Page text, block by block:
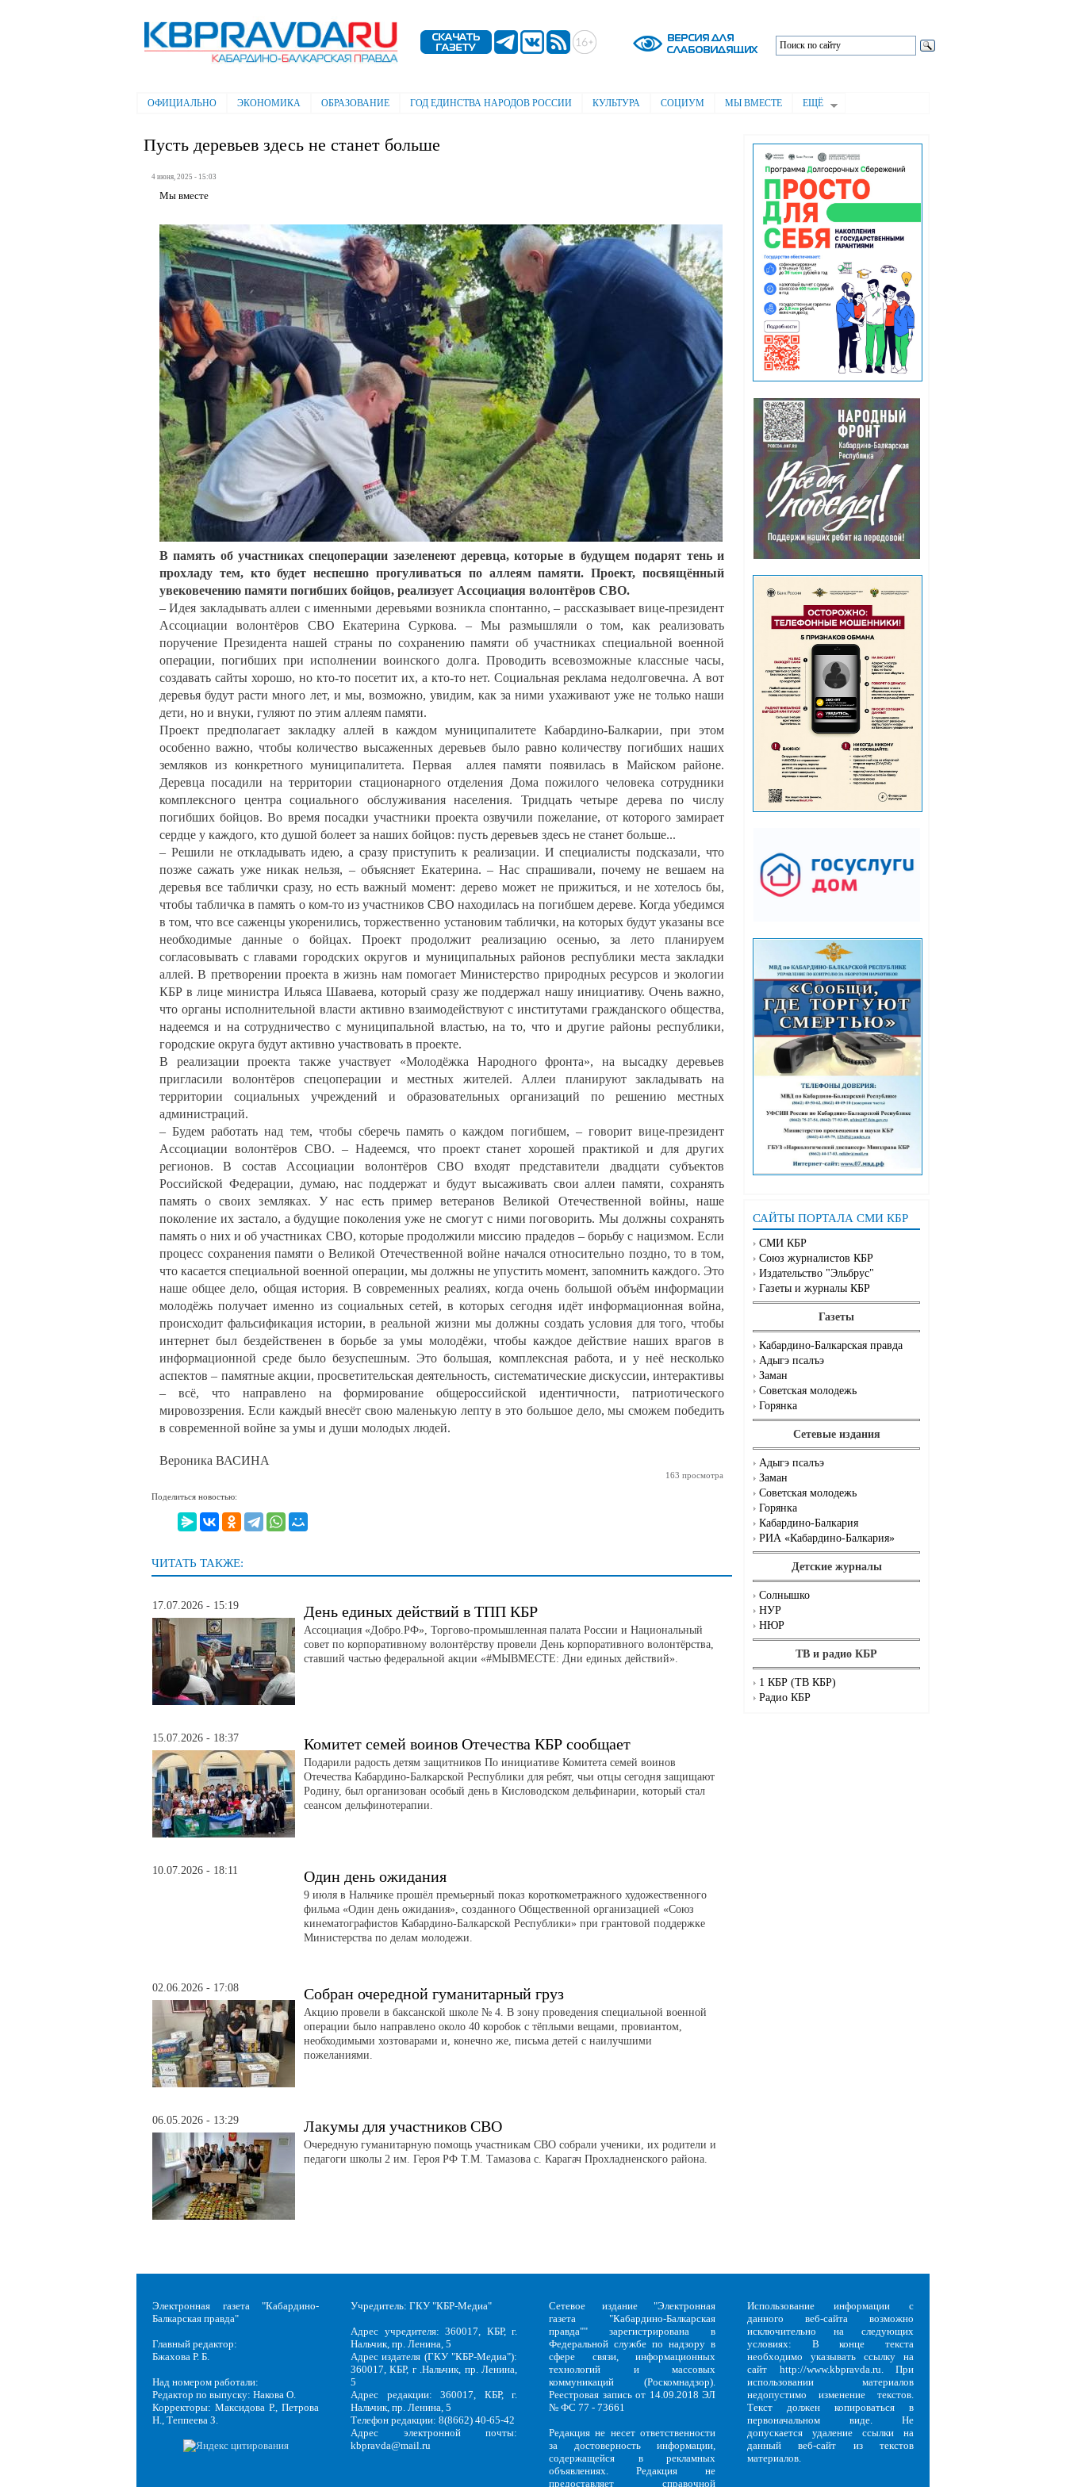
содержанию
Электронная газета "Кабардино-
Балкарская правда"
Главное меню
ОФИЦИАЛЬНО ЭКОНОМИКА ОБРАЗОВАНИЕ ГОД ЕДИНСТВА НАРОДОВ РОССИИ КУЛЬТУРА СОЦИУМ МЫ ВМЕСТЕ ЕЩЁ
САЙТЫ ПОРТАЛА СМИ КБР
СМИ КБР
Союз журналистов КБР
Издательство "Эльбрус"
Газеты и журналы КБР
Газеты
Кабардино-Балкарская правда
Адыгэ псалъэ
Заман
Советская молодежь
Горянка
Сетевые издания
Адыгэ псалъэ
Заман
Советская молодежь
Горянка
Кабардино-Балкария
РИА «Кабардино-Балкария»
Детские журналы
Солнышко
НУР
НЮР
ТВ и радио КБР
1 КБР (ТВ КБР)
Радио КБР
Пусть деревьев здесь не станет больше
4 июня, 2025 - 15:03
Мы вместе
В память об участниках спецоперации зазеленеют деревца, которые в будущем подарят тень и
прохладу тем, кто будет неспешно прогуливаться по аллеям памяти. Проект, посвящённый
увековечению памяти погибших бойцов, реализует Ассоциация волонтёров СВО.
– Идея закладывать аллеи с именными деревьями возникла спонтанно, – рассказывает вице-президент
Ассоциации волонтёров СВО Екатерина Суркова. – Мы размышляли о том, как реализовать
поручение Президента нашей страны по сохранению памяти об участниках специальной военной
операции, погибших при исполнении воинского долга. Проводить всевозможные классные часы,
создавать сайты хорошо, но кто-то посетит их, а кто-то нет. Социальная реклама недолговечна. А вот
деревья будут расти много лет, и мы, возможно, увидим, как за ними ухаживают уже не только наши
дети, но и внуки, гуляют по этим аллеям памяти.
Проект предполагает закладку аллей в каждом муниципалитете Кабардино-Балкарии, при этом
особенно важно, чтобы количество высаженных деревьев было равно количеству погибших наших
земляков из конкретного муниципалитета. Первая аллея памяти появилась в Майском районе.
Деревца посадили на территории стационарного отделения Дома пожилого человека сотрудники
комплексного центра социального обслуживания населения. Тридцать четыре дерева по числу
погибших бойцов. Во время посадки участники проекта озвучили пожелание, от которого замирает
сердце у каждого, кто душой болеет за наших бойцов: пусть деревьев здесь не станет больше...
– Решили не откладывать идею, а сразу приступить к реализации. И специалисты подсказали, что
позже сажать уже никак нельзя, – объясняет Екатерина. – Нас спрашивали, почему не вешаем на
деревья все таблички сразу, но есть важный момент: дерево может не прижиться, и не хотелось бы,
чтобы табличка в память о ком-то из участников СВО находилась на погибшем дереве. Когда убедимся
в том, что все саженцы укоренились, торжественно установим таблички, на которых будут указаны все
необходимые данные о бойцах. Проект продолжит реализацию осенью, за лето планируем
согласовывать с главами городских округов и муниципальных районов республики места закладки
аллей. В претворении проекта в жизнь нам помогает Министерство природных ресурсов и экологии
КБР в лице министра Ильяса Шаваева, который сразу же поддержал нашу инициативу. Очень важно,
что органы исполнительной власти активно взаимодействуют с институтами гражданского общества,
надеемся и на сотрудничество с муниципальной властью, на то, что и другие районы республики,
городские округа будут активно участвовать в проекте.
В реализации проекта также участвует «Молодёжка Народного фронта», на высадку деревьев
пригласили волонтёров спецоперации и местных жителей. Аллеи планируют закладывать на
территории социальных учреждений и образовательных организаций по решению местных
администраций.
– Будем работать над тем, чтобы сберечь память о каждом погибшем, – говорит вице-президент
Ассоциации волонтёров СВО. – Надеемся, что проект станет хорошей практикой и для других
регионов. В состав Ассоциации волонтёров СВО входят представители двадцати субъектов
Российской Федерации, думаю, нас поддержат и будут высаживать свои аллеи памяти, сохранять
память о своих земляках. У нас есть пример ветеранов Великой Отечественной войны, наше
поколение их застало, а будущие поколения уже не смогут с ними поговорить. Мы должны сохранять
память о них и об участниках СВО, которые продолжили миссию прадедов – борьбу с нацизмом. Если
процесс сохранения памяти о Великой Отечественной войне начался относительно поздно, то в том,
что касается специальной военной операции, мы должны не упустить момент, запомнить каждого. Это
наше общее дело, общая история. В современных реалиях, когда очень большой объём информации
молодёжь получает именно из социальных сетей, в которых сегодня идёт информационная война,
происходит фальсификация истории, в реальной жизни мы должны создать условия для того, чтобы
интернет был бездейственен в борьбе за умы молодёжи, чтобы каждое действие наших врагов в
информационной среде было безуспешным. Это большая, комплексная работа, и у неё несколько
аспектов – памятные акции, просветительская деятельность, систематические дискуссии, интерактивы
– всё, что направлено на формирование общероссийской идентичности, патриотического
мировоззрения. Если каждый внесёт свою маленькую лепту в это большое дело, мы сможем победить
в современной войне за умы и души молодых людей.
Вероника ВАСИНА
163 просмотра
Поделиться новостью:
ЧИТАТЬ ТАКЖЕ:
17.07.2026 - 15:19 День единых действий в ТПП КБР
Ассоциация «Добро.РФ», Торгово-промышленная палата России и Национальный
совет по корпоративному волонтёрству провели День корпоративного волонтёрства,
ставший частью федеральной акции «#МЫВМЕСТЕ: Дни единых действий».
15.07.2026 - 18:37 Комитет семей воинов Отечества КБР сообщает
Подарили радость детям защитников По инициативе Комитета семей воинов
Отечества Кабардино-Балкарской Республики для ребят, чьи отцы сегодня защищают
Родину, был организован особый день в Кисловодском дельфинарии, который стал
сеансом дельфинотерапии.
10.07.2026 - 18:11 Один день ожидания
9 июля в Нальчике прошёл премьерный показ короткометражного художественного
фильма «Один день ожидания», созданного Общественной организацией «Союз
кинематографистов Кабардино-Балкарской Республики» при грантовой поддержке
Министерства по делам молодежи.
02.06.2026 - 17:08 Собран очередной гуманитарный груз
Акцию провели в баксанской школе № 4. В зону проведения специальной военной
операции было направлено около 40 коробок с тёплыми вещами, провиантом,
необходимыми хозтоварами и, конечно же, письма детей с наилучшими
пожеланиями.
06.05.2026 - 13:29 Лакумы для участников СВО
Очередную гуманитарную помощь участникам СВО собрали ученики, их родители и
педагоги школы 2 им. Героя РФ Т.М. Тамазова с. Карагач Прохладненского района.
Электронная газета "Кабардино-
Балкарская правда"
Главный редактор:
Бжахова Р. Б.
Над номером работали:
Редактор по выпуску: Накова О.
Корректоры: Максидова Р., Петрова
Н., Теппеева З.
Учредитель: ГКУ "КБР-Медиа"
Адрес учредителя: 360017, КБР, г.
Нальчик, пр. Ленина, 5
Адрес издателя (ГКУ "КБР-Медиа"):
360017, КБР, г .Нальчик, пр. Ленина,
5
Адрес редакции: 360017, КБР, г.
Нальчик, пр. Ленина, 5
Телефон редакции: 8(8662) 40-65-42
Адрес электронной почты:
kbpravda@mail.ru
Сетевое издание "Электронная
газета "Кабардино-Балкарская
правда"" зарегистрирована в
Федеральной службе по надзору в
сфере связи, информационных
технологий и массовых
коммуникаций (Роскомнадзор).
Реестровая запись от 14.09.2018 ЭЛ
№ ФС 77 - 73661
Редакция не несет ответственности
за достоверность информации,
содержащейся в рекламных
объявлениях. Редакция не
предоставляет справочной
Использование информации с
данного веб-сайта возможно
исключительно на следующих
условиях: В конце текста
необходимо указывать ссылку на
сайт http://www.kbpravda.ru. При
использовании материалов
недопустимо изменение текстов.
Текст должен копироваться в
первоначальном виде. Не
допускается удаление ссылки на
данный веб-сайт из текстов
материалов.